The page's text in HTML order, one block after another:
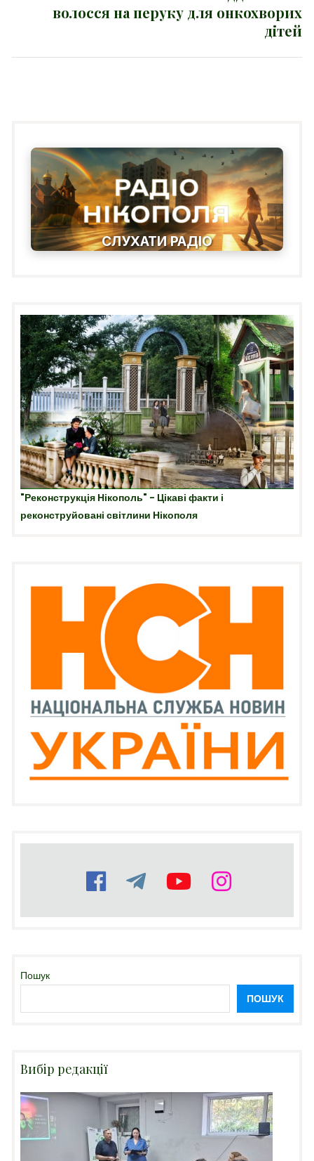
волосся на перуку для онкохворих
дітей
СЛУХАТИ РАДІО
"Реконструкція Нікополь" - Цікаві факти і
реконструйовані світлини Нікополя
Пошук
ПОШУК
Вибір редакції